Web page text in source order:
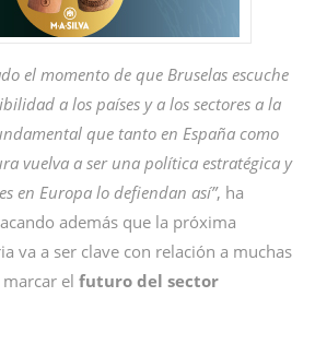
el momento de que Bruselas escuche
a los países y a los sectores a la
que tanto en España como
vuelva a ser una política estratégica y
en Europa lo defiendan así”, ha
además que la próxima
va a ser clave con relación a muchas
el futuro del sector